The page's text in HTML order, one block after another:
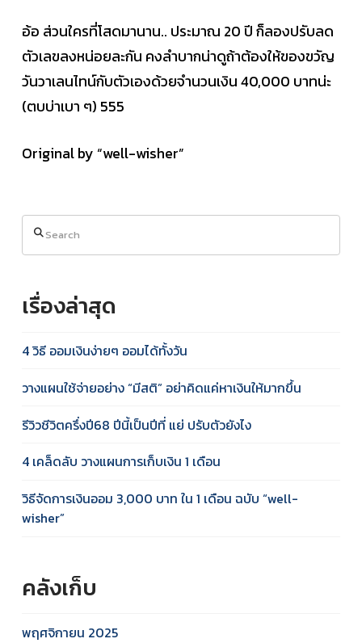
อ้อ ส่วนใครที่โสดมานาน.. ประมาณ 20 ปี ก็ลองปรับลด
ตัวเลขลงหน่อยละกัน คงลำบากน่าดูถ้าต้องให้ของขวัญ
วันวาเลนไทน์กับตัวเองด้วยจำนวนเงิน 40,000 บาทน่ะ
(ตบบ่าเบา ๆ) 555
Original by “well-wisher”
Search
เรื่องล่าสุด
4 วิธี ออมเงินง่ายๆ ออมได้ทั้งวัน
วางแผนใช้จ่ายอย่าง “มีสติ” อย่าคิดแค่หาเงินให้มากขึ้น
รีวิวชีวิตครึ่งปี68 ปีนี้เป็นปีที่ แย่ ปรับตัวยังไง
4 เคล็ดลับ วางแผนการเก็บเงิน 1 เดือน
วิธีจัดการเงินออม 3,000 บาท ใน 1 เดือน ฉบับ “well-
wisher”
คลังเก็บ
พฤศจิกายน 2025